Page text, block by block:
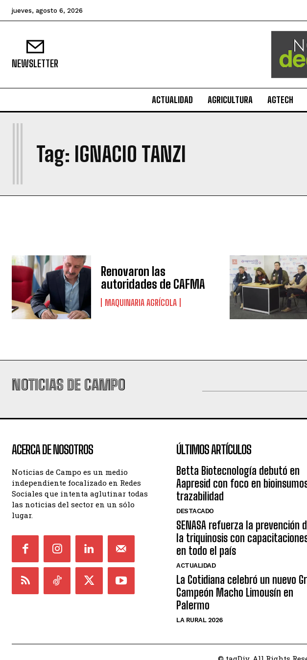
jueves, agosto 6, 2026
NEWSLETTER
ACTUALIDAD AGRICULTURA AGTECH
Tag: IGNACIO TANZI
I
Renovaron las
autoridades de CAFMA
MAQUINARIA AGRÍCOLA
NOTICIAS DE CAMPO
ACERCA DE NOSOTROS
Noticias de Campo es un medio
independiente focalizado en Redes
Sociales que intenta aglutinar todas
las noticias del sector en un sólo
lugar.
ÚLTIMOS ARTÍCULOS
Betta Biotecnología debutó en
Aapresid con foco en
trazabilidad
DESTACADO
SENASA refuerza la prevención
la triquinosis con
en todo el país
ACTUALIDAD
La Cotidiana celebró un nuevo
Campeón Macho Limousín en
Palermo
LA RURAL 2026